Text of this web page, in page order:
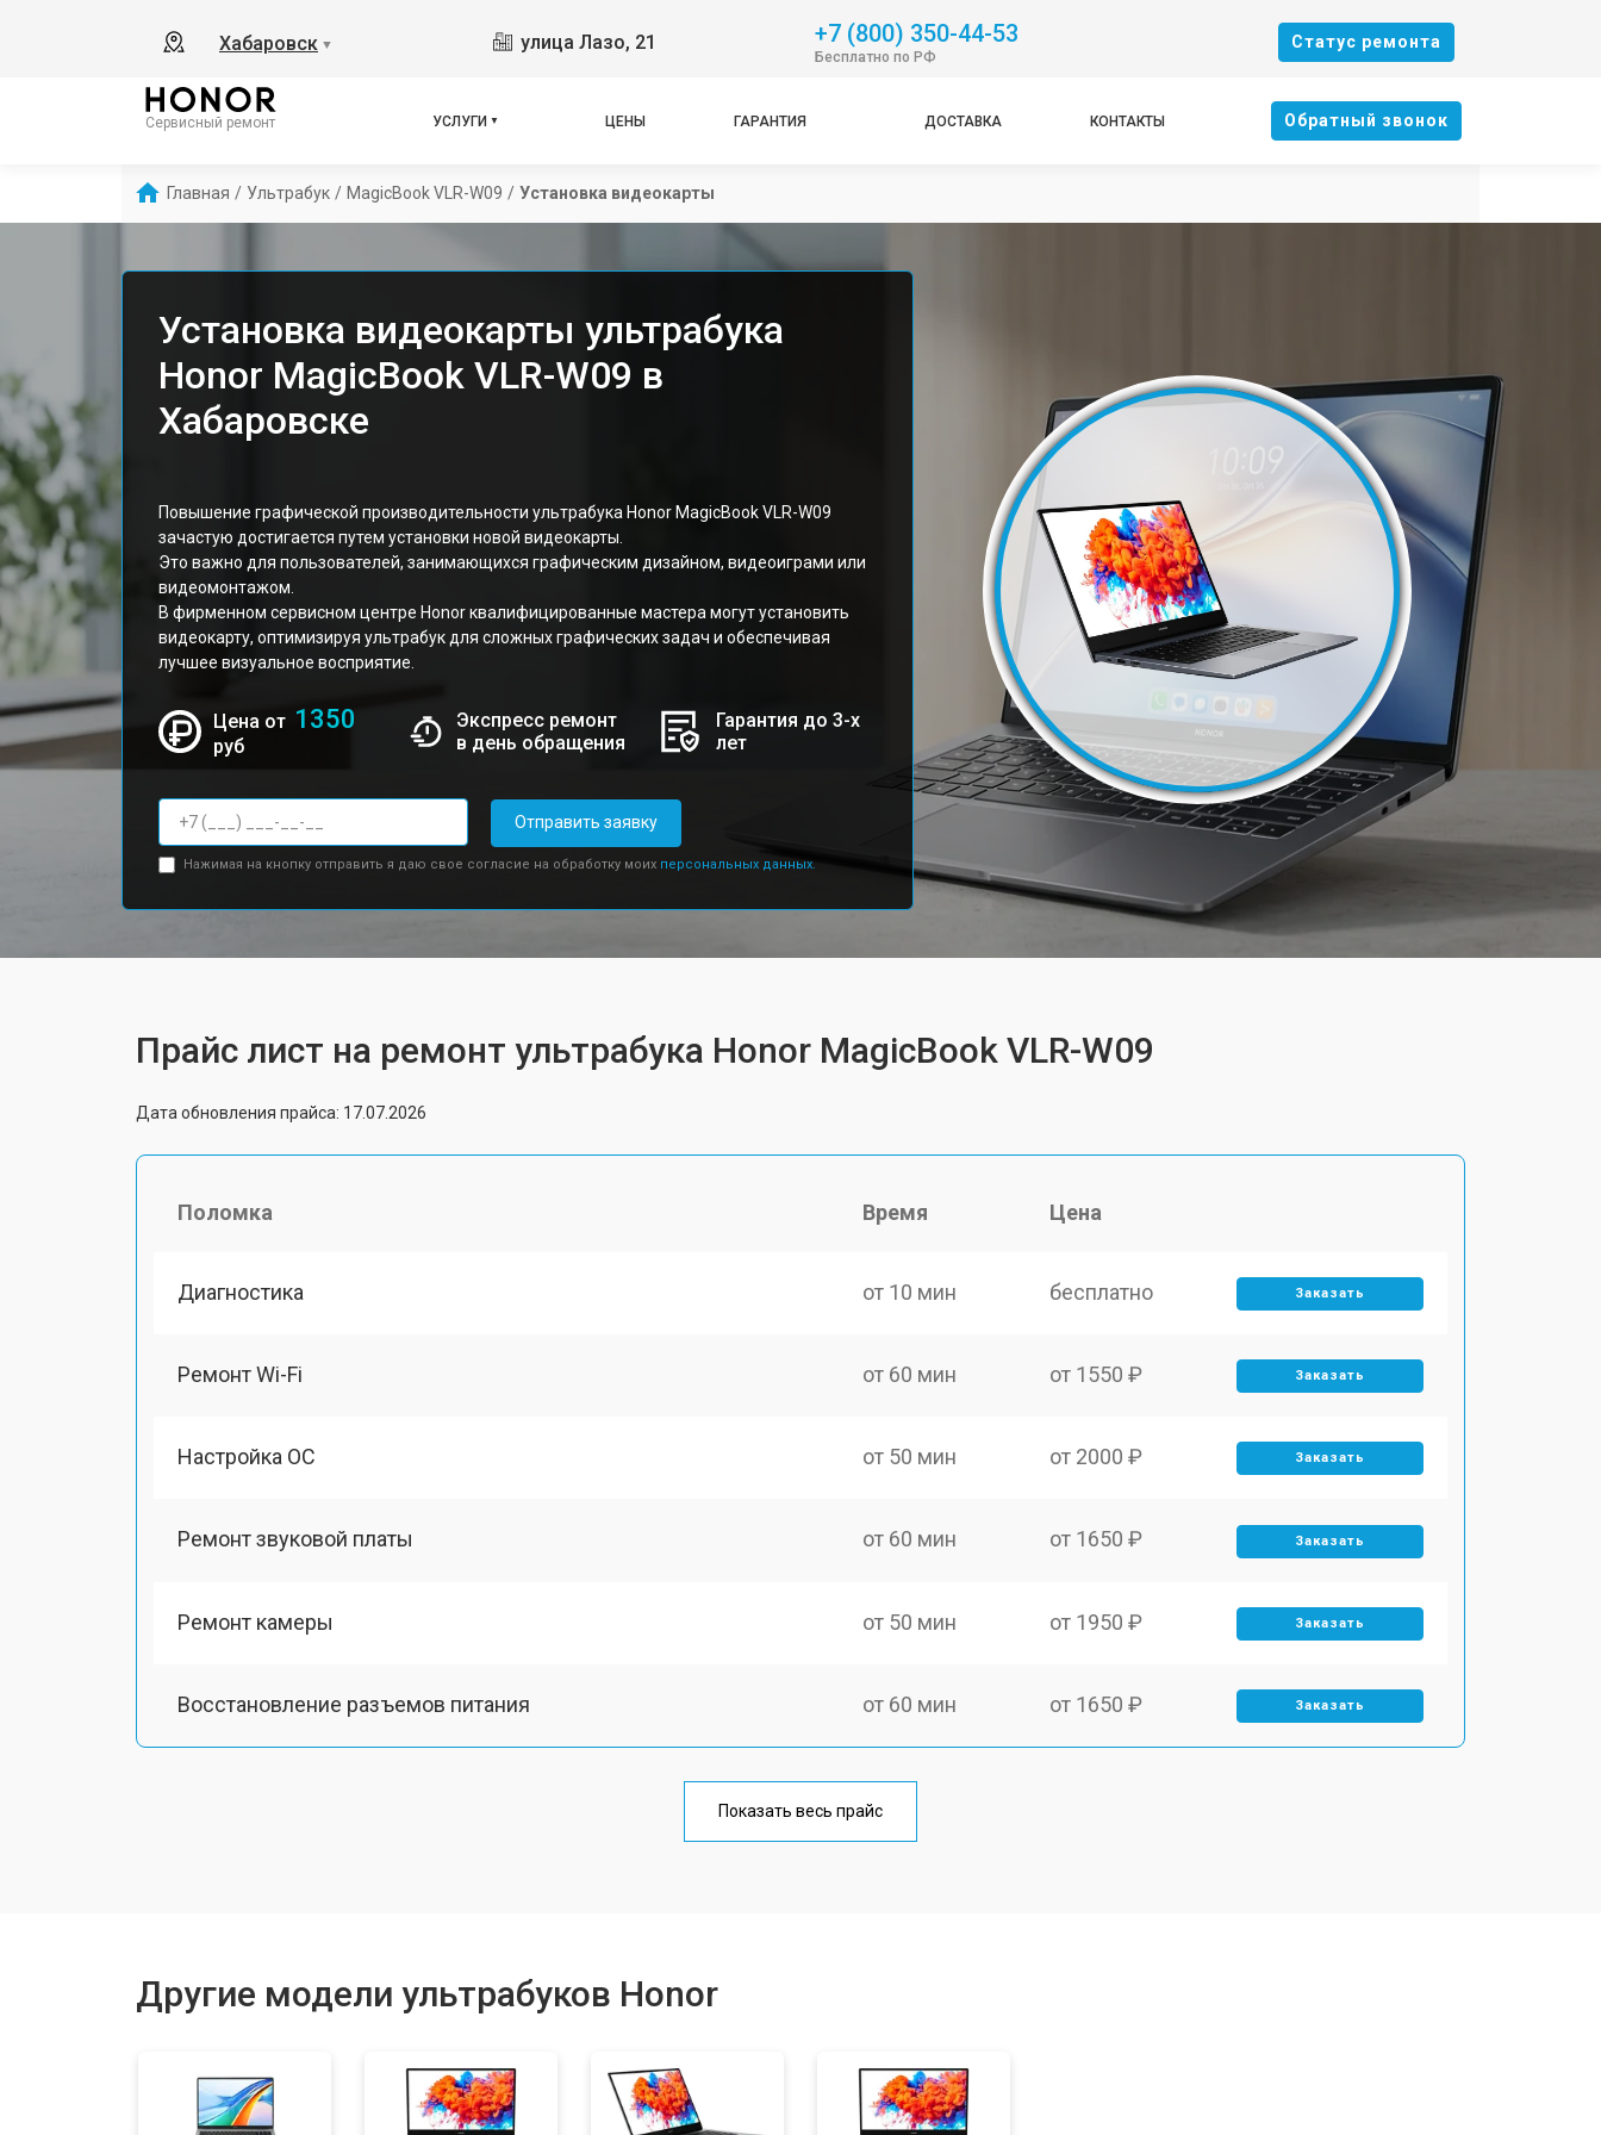
Хабаровск ▼ улица Лазо, 21 +7 (800) 350-44-53
Бесплатно по РФ
Cтатус ремонта
Сервисный ремонт УСЛУГИ ЦЕНЫ ГАРАНТИЯ ДОСТАВКА КОНТАКТЫ Oбратный звонок
Главная / Ультрабук / MagicBook VLR-W09 / Установка видеокарты
Установка видеокарты ультрабука
Honor MagicBook VLR-W09 в
Хабаровске
Повышение графической производительности ультрабука Honor MagicBook VLR-W09
зачастую достигается путем установки новой видеокарты.
Это важно для пользователей, занимающихся графическим дизайном, видеоиграми или
видеомонтажом.
В фирменном сервисном центре Honor квалифицированные мастера могут установить
видеокарту, оптимизируя ультрабук для сложных графических задач и обеспечивая
лучшее визуальное восприятие.
Цена от 1350
руб
Экспресс ремонт
в день обращения
Гарантия до 3-х
лет
Отправить заявку
Нажимая на кнопку отправить я даю свое согласие на обработку моих персональных данных.
Прайс лист на ремонт ультрабука Honor MagicBook VLR-W09
Дата обновления прайса: 17.07.2026
Поломка Время Цена
Диагностика от 10 мин бесплатно Заказать
Ремонт Wi-Fi от 60 мин от 1550 ₽ Заказать
Настройка ОС от 50 мин от 2000 ₽ Заказать
Ремонт звуковой платы от 60 мин от 1650 ₽ Заказать
Ремонт камеры от 50 мин от 1950 ₽ Заказать
Восстановление разъемов питания от 60 мин от 1650 ₽ Заказать
от 50 мин
Замена оперативной памяти от 60 мин
Показать весь прайс
Другие модели ультрабуков Honor